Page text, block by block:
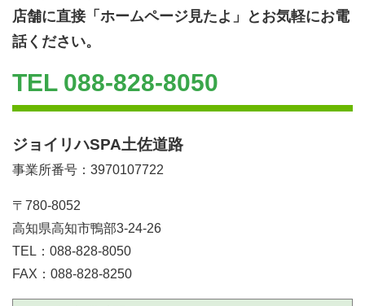
店舗に直接「ホームページ見たよ」と お気軽にお電
話ください。
TEL 088-828-8050
ジョイリハSPA土佐道路
事業所番号：3970107722
〒780-8052
高知県高知市鴨部3-24-26
TEL：088-828-8050
FAX：088-828-8250